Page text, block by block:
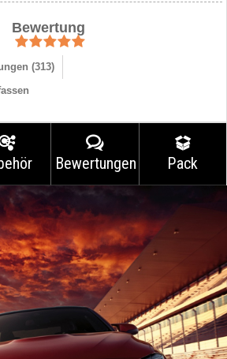
Bewertung
(313)
Bewertungen Pack